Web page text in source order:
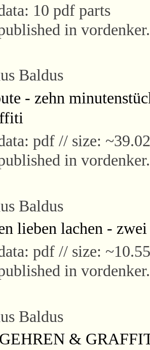
10 pdf parts
in
Baldus
- zehn
pdf // size:
in
Baldus
lieben lachen -
pdf // size:
in
Baldus
&